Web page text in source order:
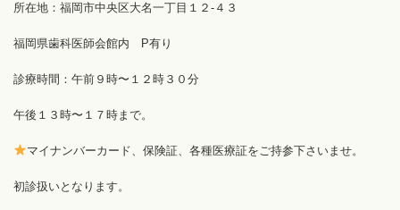
所在地：福岡市中央区大名一丁目１２-４３
福岡県歯科医師会館内 P有り
診療時間：午前９時〜１２時３０分
午後１３時〜１７時まで。
マイナンバーカード、保険証、各種医療証をご持参下さいませ。
初診扱いとなります。